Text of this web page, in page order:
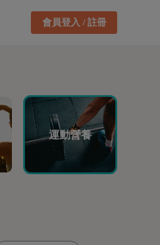
會員登入 / 註冊
運動營養